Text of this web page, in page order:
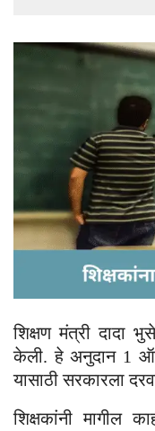
शिक्षण मंत्री दादा
केली. हे अनुदान 1
यासाठी सरकारला
शिक्षकांनी मागील